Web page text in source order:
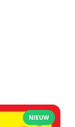
NIEUW